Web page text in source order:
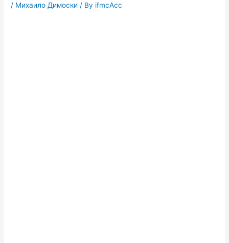
/ Михаило Димоски / By ifmcAcc